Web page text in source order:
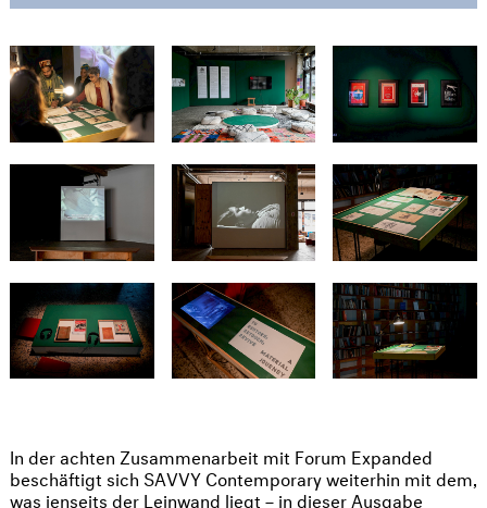
In der achten Zusammenarbeit mit Forum Expanded
beschäftigt sich SAVVY Contemporary weiterhin mit dem,
was jenseits der Leinwand liegt – in dieser Ausgabe